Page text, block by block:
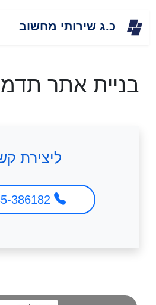
כ.ג שירותי מחשוב
בניית אתר
ליצירת